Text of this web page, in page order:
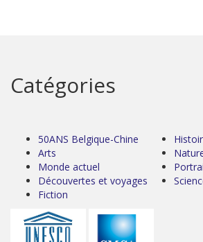
Catégories
50ANS Belgique-Chine
Arts
Monde actuel
Découvertes et voyages
Fiction